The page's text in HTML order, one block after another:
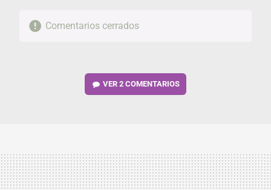
Comentarios cerrados
VER2 COMENTARIOS